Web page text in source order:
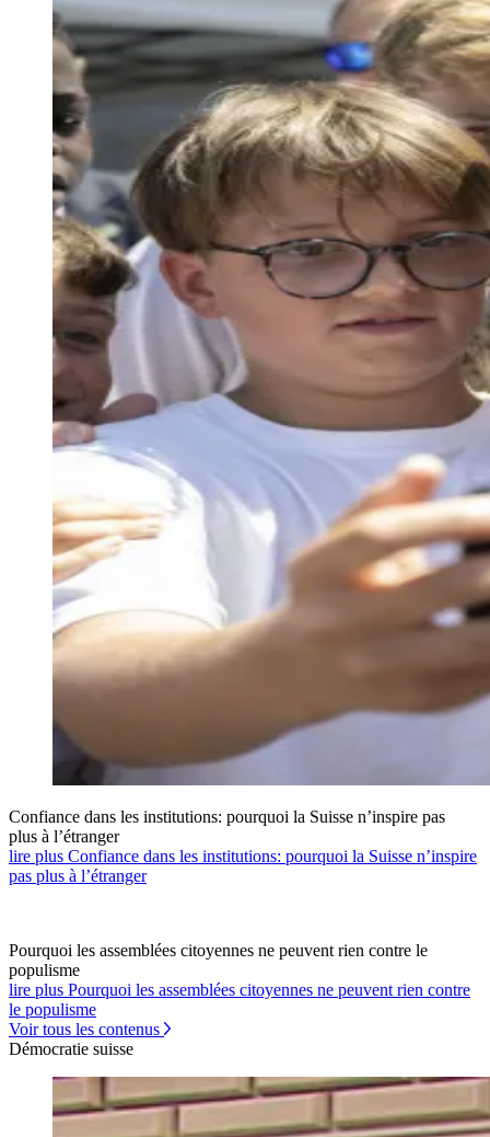
Confiance dans les institutions: pourquoi la Suisse n’inspire pas
plus à l’étranger
lire plus Confiance dans les institutions: pourquoi la Suisse n’inspire
pas plus à l’étranger
Pourquoi les assemblées citoyennes ne peuvent rien contre le
populisme
lire plus Pourquoi les assemblées citoyennes ne peuvent rien contre
le populisme
Voir tous les contenus
Démocratie suisse